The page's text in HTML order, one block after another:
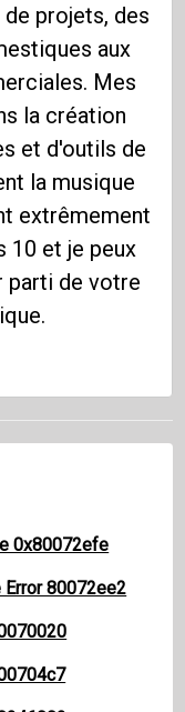
projets, des
aux
Mes
la création
et d'outils de
la musique
extrêmement
10 et je peux
parti de votre
0x80072efe
Error 80072ee2